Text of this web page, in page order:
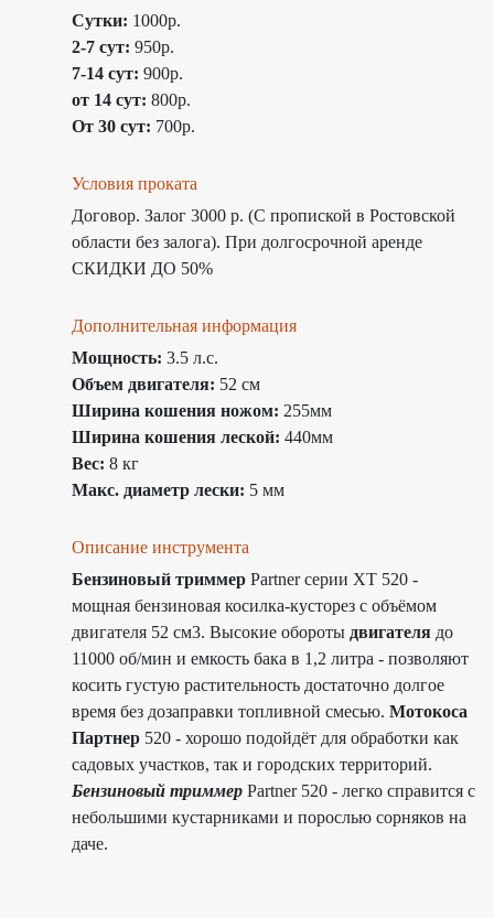
Сутки: 1000р.
2-7 сут: 950р.
7-14 сут: 900р.
от 14 сут: 800р.
От 30 сут: 700р.
Условия проката
Договор. Залог 3000 р. (С пропиской в Ростовской
области без залога). При долгосрочной аренде
СКИДКИ ДО 50%
Дополнительная информация
Мощность: 3.5 л.с.
Объем двигателя: 52 см
Ширина кошения ножом: 255мм
Ширина кошения леской: 440мм
Вес: 8 кг
Макс. диаметр лески: 5 мм
Описание инструмента
Бензиновый триммер Partner серии XT 520 -
мощная бензиновая косилка-кусторез с объёмом
двигателя 52 см3. Высокие обороты двигателя до
11000 об/мин и емкость бака в 1,2 литра - позволяют
косить густую растительность достаточно долгое
время без дозаправки топливной смесью. Мотокоса
Партнер 520 - хорошо подойдёт для обработки как
садовых участков, так и городских территорий.
Бензиновый триммер Partner 520 - легко справится с
небольшими кустарниками и порослью сорняков на
даче.